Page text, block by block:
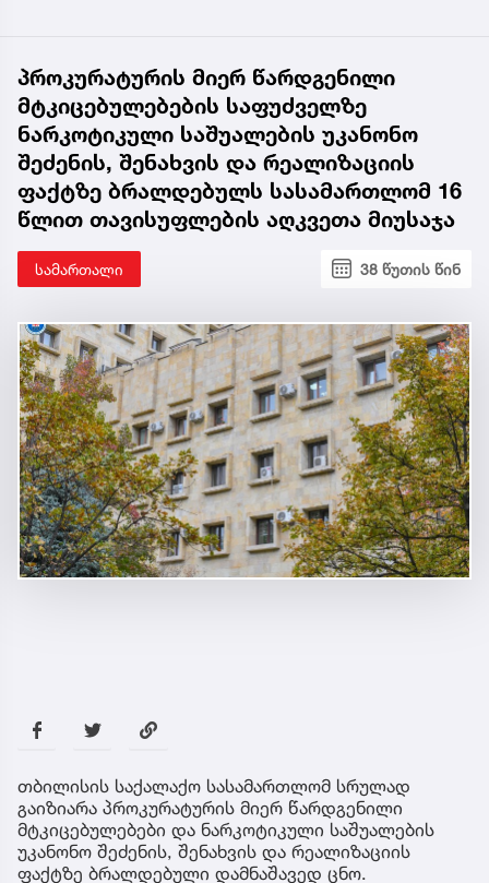
პროკურატურის მიერ წარდგენილი
მტკიცებულებების საფუძველზე
ნარკოტიკული საშუალების უკანონო
შეძენის, შენახვის და რეალიზაციის
ფაქტზე ბრალდებულს სასამართლომ 16
წლით თავისუფლების აღკვეთა მიუსაჯა
სამართალი 38 წუთის წინ
თბილისის საქალაქო სასამართლომ სრულად
გაიზიარა პროკურატურის მიერ წარდგენილი
მტკიცებულებები და ნარკოტიკული საშუალების
უკანონო შეძენის, შენახვის და რეალიზაციის
ფაქტზე ბრალდებული დამნაშავედ ცნო.